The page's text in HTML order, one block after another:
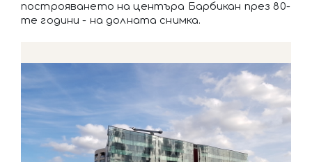
построяването на центъра Барбикан през 80-
те години - на долната снимка.